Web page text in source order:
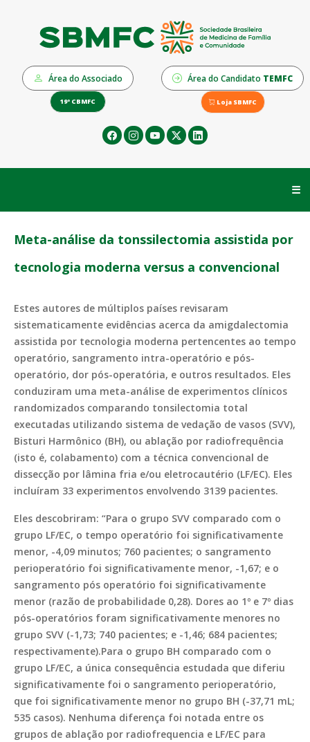
Área do Associado Área do Candidato TEMFC
19º CBMFC Loja SBMFC
☰
Meta-análise da tonssilectomia assistida por
tecnologia moderna versus a convencional
Estes autores de múltiplos países revisaram
sistematicamente evidências acerca da amigdalectomia
assistida por tecnologia moderna pertencentes ao tempo
operatório, sangramento intra-operatório e pós-
operatório, dor pós-operatória, e outros resultados. Eles
conduziram uma meta-análise de experimentos clínicos
randomizados comparando tonsilectomia total
executadas utilizando sistema de vedação de vasos (SVV),
Bisturi Harmônico (BH), ou ablação por radiofrequência
(isto é, colabamento) com a técnica convencional de
dissecção por lâmina fria e/ou eletrocautério (LF/EC). Eles
incluíram 33 experimentos envolvendo 3139 pacientes.
Eles descobriram: “Para o grupo SVV comparado com o
grupo LF/EC, o tempo operatório foi significativamente
menor, -4,09 minutos; 760 pacientes; o sangramento
perioperatório foi significativamente menor, -1,67; e o
sangramento pós operatório foi significativamente
menor (razão de probabilidade 0,28). Dores ao 1º e 7º dias
pós-operatórios foram significativamente menores no
grupo SVV (-1,73; 740 pacientes; e -1,46; 684 pacientes;
respectivamente).Para o grupo BH comparado com o
grupo LF/EC, a única consequência estudada que diferiu
significativamente foi o sangramento perioperatório,
que foi significativamente menor no grupo BH (-37,71 mL;
535 casos). Nenhuma diferença foi notada entre os
grupos de ablação por radiofrequencia e LF/EC para